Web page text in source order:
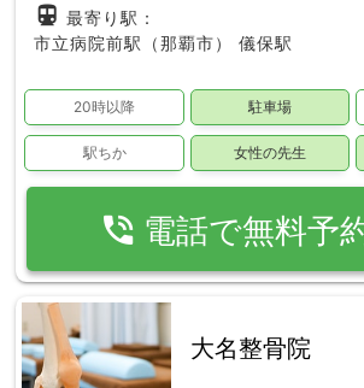
directions_subway 最寄り駅：
市立病院前駅（那覇市）
儀保駅
20時以降 駐車場
駅ちか 女性の先生
phone_in_talk 電話で無料予
大名整骨院